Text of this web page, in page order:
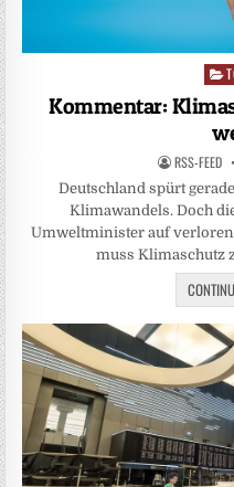
Kommentar:
RSS-FEED
Deutschland spürt
Klimawandels. Doch
Umweltminister auf
muss Klimaschutz